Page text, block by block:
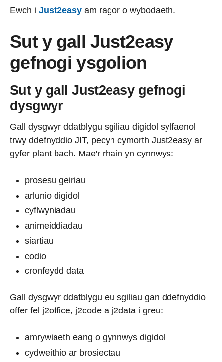
Ewch i Just2easy am ragor o wybodaeth.
Sut y gall Just2easy
gefnogi ysgolion
Sut y gall Just2easy gefnogi
dysgwyr
Gall dysgwyr ddatblygu sgiliau digidol sylfaenol
trwy ddefnyddio JIT, pecyn cymorth Just2easy ar
gyfer plant bach. Mae'r rhain yn cynnwys:
prosesu geiriau
arlunio digidol
cyflwyniadau
animeiddiadau
siartiau
codio
cronfeydd data
Gall dysgwyr ddatblygu eu sgiliau gan ddefnyddio
offer fel j2office, j2code a j2data i greu:
amrywiaeth eang o gynnwys digidol
cydweithio ar brosiectau